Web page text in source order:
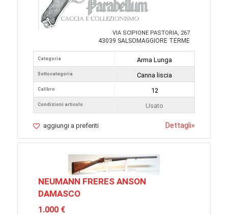
VIA SCIPIONE PASTORIA, 267
43039 SALSOMAGGIORE TERME
Categoria
Sottocategoria
Calibro
Condizioni articolo
Arma Lunga
Canna liscia
12
Usato
aggiungi a preferiti Dettagli»
NEUMANN FRERES ANSON
DAMASCO
1.000 €